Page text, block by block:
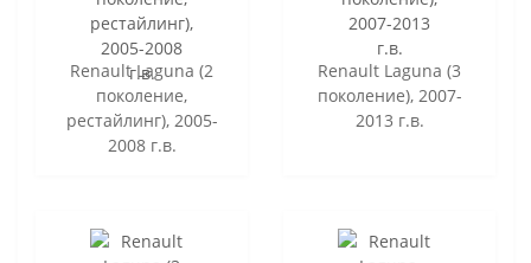
Renault Laguna (2
поколение,
рестайлинг), 2005-
2008 г.в.
Renault Laguna (3
поколение), 2007-
2013 г.в.